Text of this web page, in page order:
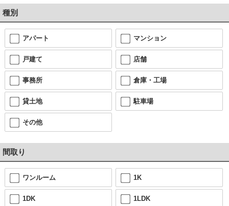
種別
アパート マンション
戸建て 店舗
事務所 倉庫・工場
貸土地 駐車場
その他
間取り
ワンルーム 1K
1DK 1LDK